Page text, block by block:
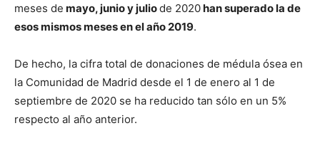
meses de mayo, junio y juliode 2020han superado la de
esos mismos meses en el año 2019.
De hecho, la cifra total de donaciones de médula ósea en
la Comunidad de Madrid desde el 1 de enero al 1 de
septiembre de 2020 se ha reducido tan sólo en un 5%
respecto al año anterior.